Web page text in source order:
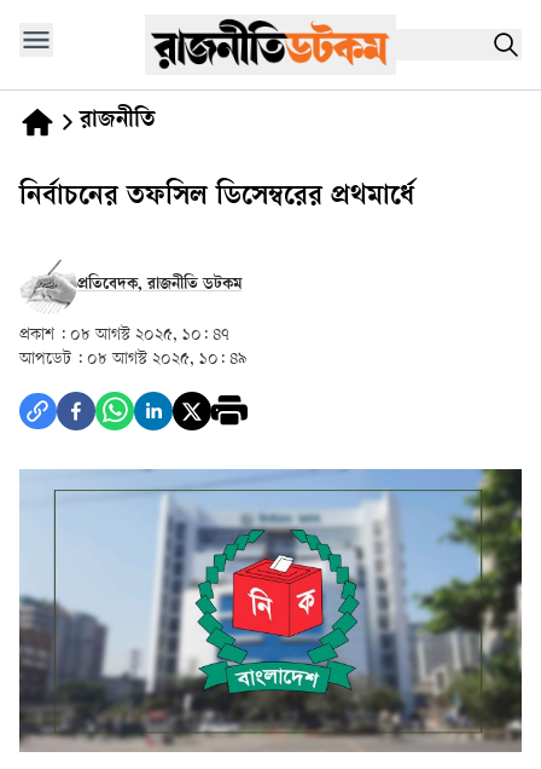
রাজনীতি
নির্বাচনের তফসিল ডিসেম্বরের প্রথমার্ধে
প্রতিবেদক, রাজনীতি ডটকম
প্রকাশ : ০৮ আগস্ট ২০২৫, ১০: ৪৭
আপডেট : ০৮ আগস্ট ২০২৫, ১০: ৪৯